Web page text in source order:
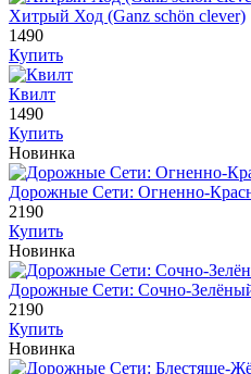
Хитрый Ход (Ganz schön clever)
1490
Купить
Квилт
1490
Купить
Новинка
Дорожные Сети: Огненно-
2190
Купить
Новинка
Дорожные Сети: Сочно-
2190
Купить
Новинка